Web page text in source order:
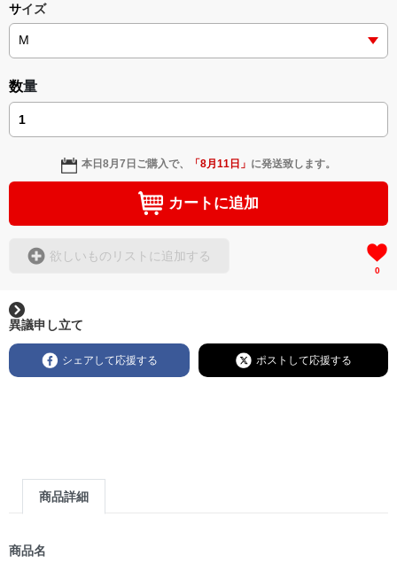
サイズ
数量
本日8月7日 ご購入で、 「8月11日 」 に発送致します。
カートに追加
欲しいものリストに追加する
0
異議申し立て
シェアして応援する ポストして応援する
商品詳細
商品名